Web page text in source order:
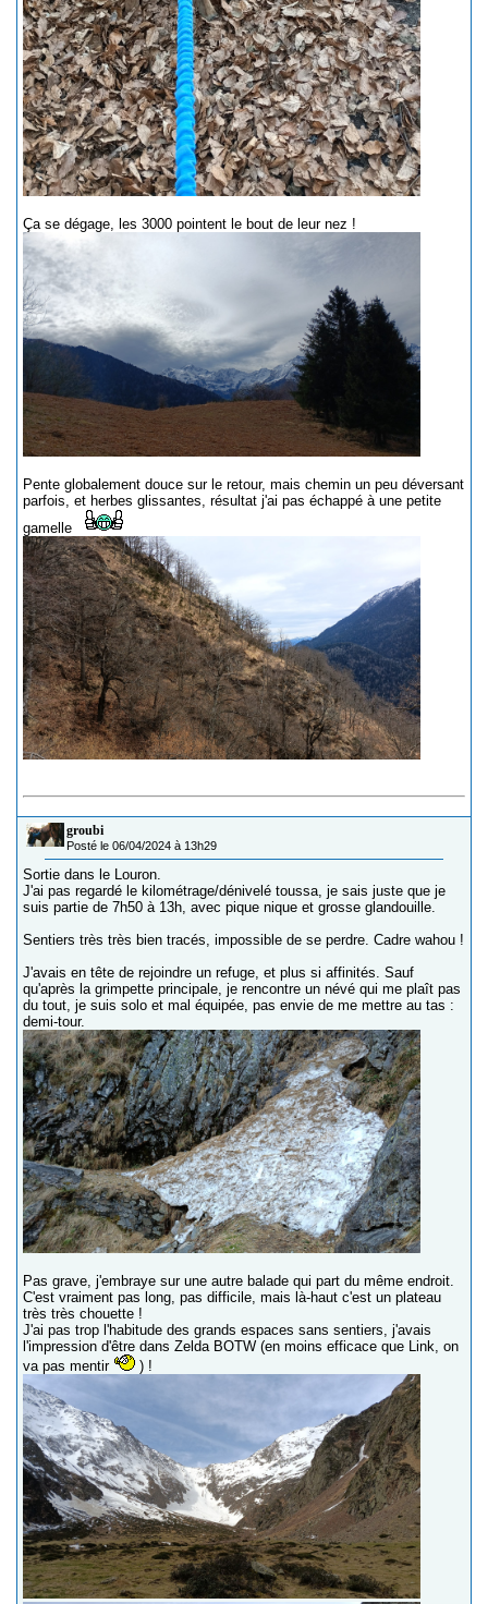
Ça se dégage, les 3000 pointent le bout de leur nez !
Pente globalement douce sur le retour, mais chemin un peu déversant
parfois, et herbes glissantes, résultat j'ai pas échappé à une petite
gamelle
groubi
Posté le 06/04/2024 à 13h29
Sortie dans le Louron.
J'ai pas regardé le kilométrage/dénivelé toussa, je sais juste que je
suis partie de 7h50 à 13h, avec pique nique et grosse glandouille.
Sentiers très très bien tracés, impossible de se perdre. Cadre wahou !
J'avais en tête de rejoindre un refuge, et plus si affinités. Sauf
qu'après la grimpette principale, je rencontre un névé qui me plaît pas
du tout, je suis solo et mal équipée, pas envie de me mettre au tas :
demi-tour.
Pas grave, j'embraye sur une autre balade qui part du même endroit.
C'est vraiment pas long, pas difficile, mais là-haut c'est un plateau
très très chouette !
J'ai pas trop l'habitude des grands espaces sans sentiers, j'avais
l'impression d'être dans Zelda BOTW (en moins efficace que Link, on
va pas mentir
) !